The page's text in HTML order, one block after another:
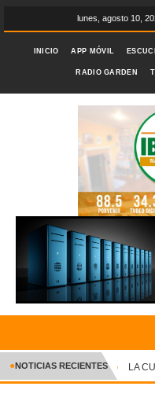
lunes, agosto 10,
INICIO APP MÓVIL
RADIO GARDEN
INICIO
CRÓNICA
●NOTICIAS RECIENTES LA